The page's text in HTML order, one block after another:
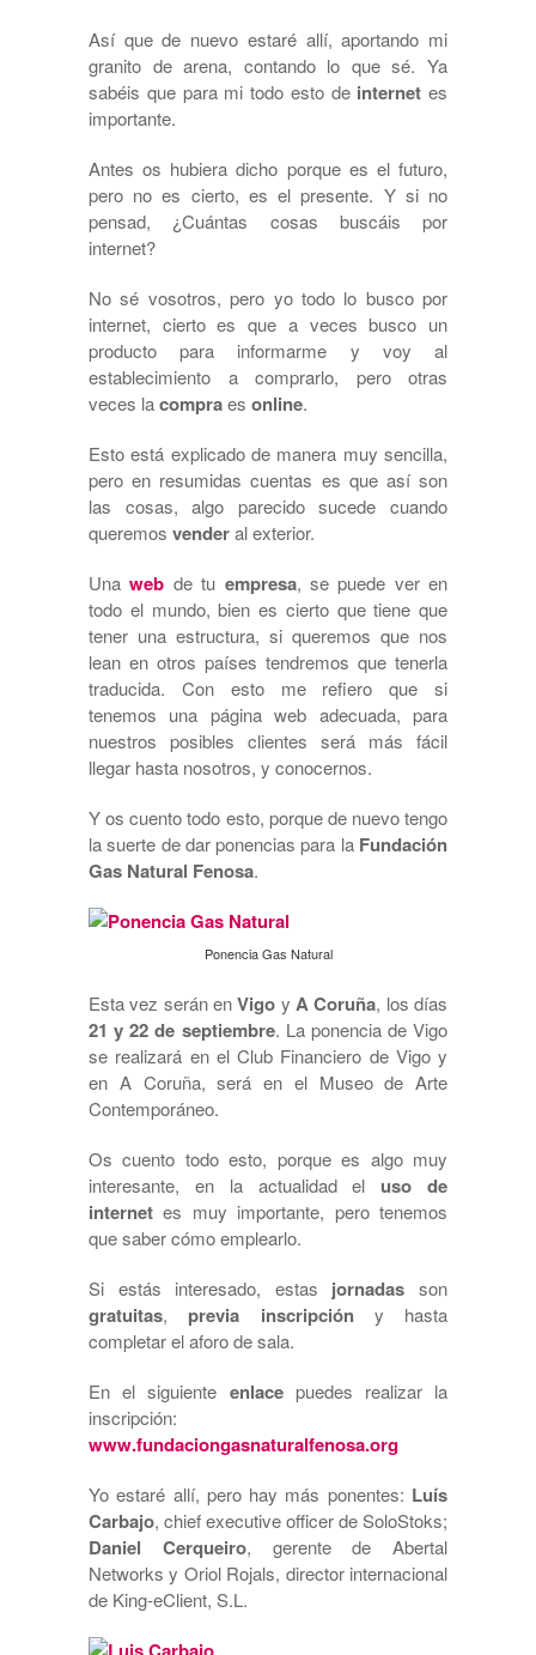
Así que de nuevo estaré allí, aportando mi
granito de arena, contando lo que sé. Ya
sabéis que para mi todo esto de internet es
importante.
Antes os hubiera dicho porque es el futuro,
pero no es cierto, es el presente. Y si no
pensad, ¿Cuántas cosas buscáis por
internet?
No sé vosotros, pero yo todo lo busco por
internet, cierto es que a veces busco un
producto para informarme y voy al
establecimiento a comprarlo, pero otras
veces lacompraes online.
Esto está explicado de manera muy sencilla,
pero en resumidas cuentas es que así son
las cosas, algo parecido sucede cuando
queremos venderal exterior.
Una web de tu empresa, se puede ver en
todo el mundo, bien es cierto que tiene que
tener una estructura, si queremos que nos
lean en otros países tendremos que tenerla
traducida. Con esto me refiero que si
tenemos una página web adecuada, para
nuestros posibles clientes será más fácil
llegar hasta nosotros, y conocernos.
Y os cuento todo esto, porque de nuevo tengo
la suerte de dar ponencias para la Fundación
Gas Natural Fenosa.
Ponencia Gas Natural
Esta vez serán enVigo y A Coruña, los días
21 y 22 de septiembre. La ponencia de Vigo
se realizará en el Club Financiero de Vigo y
en A Coruña, será en el Museo de Arte
Contemporáneo.
Os cuento todo esto, porque es algo muy
interesante, en la actualidad el uso de
internet es muy importante, pero tenemos
que saber cómo emplearlo.
Si estás interesado, estas jornadas son
gratuitas, previa inscripcióny hasta
completar el aforo de sala.
En el siguiente enlacepuedes realizar la
inscripción:
www.fundaciongasnaturalfenosa.org
Yo estaré allí, pero hay más ponentes: Luís
Carbajo, chief executive officer de SoloStoks;
Daniel Cerqueiro, gerente de Abertal
Networks y Oriol Rojals, director internacional
de King-eClient, S.L.